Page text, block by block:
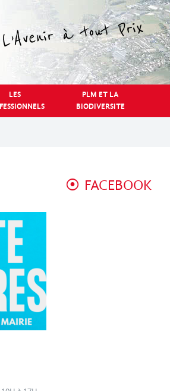
LES
PLM ET LA
BIODIVERSITE
FACEBOOK